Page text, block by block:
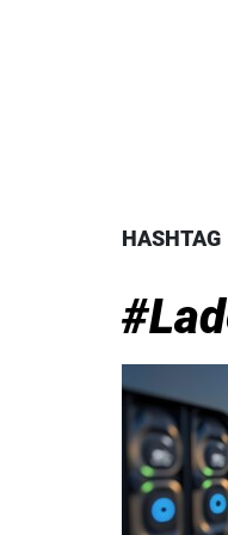
HASHTAG